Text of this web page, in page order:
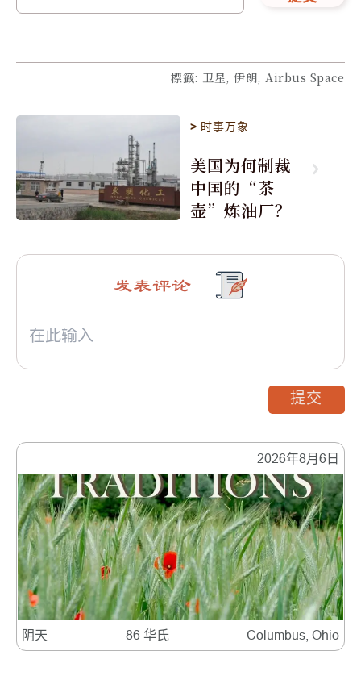
標籤: 卫星, 伊朗, Airbus Space
> 时事万象
美国为何制裁
中国的“茶
壶”炼油厂？
2026年8月6日
阴天 86 华氏 Columbus, Ohio
发表评论
提交